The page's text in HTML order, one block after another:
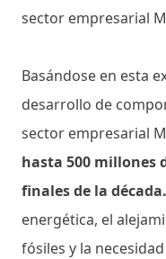
sector empresarial
Basándose en esta
desarrollo de
sector empresarial
hasta 500 millones
finales de la década.
energética, el
fósiles y la